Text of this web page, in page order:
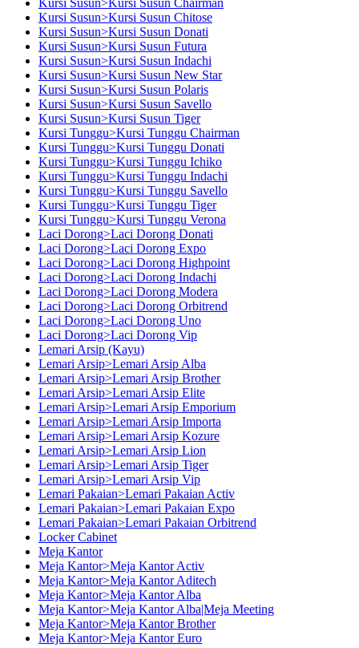
Kursi Susun>Kursi Susun Chitose
Kursi Susun>Kursi Susun Donati
Kursi Susun>Kursi Susun Futura
Kursi Susun>Kursi Susun Indachi
Kursi Susun>Kursi Susun New Star
Kursi Susun>Kursi Susun Polaris
Kursi Susun>Kursi Susun Savello
Kursi Susun>Kursi Susun Tiger
Kursi Tunggu>Kursi Tunggu Chairman
Kursi Tunggu>Kursi Tunggu Donati
Kursi Tunggu>Kursi Tunggu Ichiko
Kursi Tunggu>Kursi Tunggu Indachi
Kursi Tunggu>Kursi Tunggu Savello
Kursi Tunggu>Kursi Tunggu Tiger
Kursi Tunggu>Kursi Tunggu Verona
Laci Dorong>Laci Dorong Donati
Laci Dorong>Laci Dorong Expo
Laci Dorong>Laci Dorong Highpoint
Laci Dorong>Laci Dorong Indachi
Laci Dorong>Laci Dorong Modera
Laci Dorong>Laci Dorong Orbitrend
Laci Dorong>Laci Dorong Uno
Laci Dorong>Laci Dorong Vip
Lemari Arsip (Kayu)
Lemari Arsip>Lemari Arsip Alba
Lemari Arsip>Lemari Arsip Brother
Lemari Arsip>Lemari Arsip Elite
Lemari Arsip>Lemari Arsip Emporium
Lemari Arsip>Lemari Arsip Importa
Lemari Arsip>Lemari Arsip Kozure
Lemari Arsip>Lemari Arsip Lion
Lemari Arsip>Lemari Arsip Tiger
Lemari Arsip>Lemari Arsip Vip
Lemari Pakaian>Lemari Pakaian Activ
Lemari Pakaian>Lemari Pakaian Expo
Lemari Pakaian>Lemari Pakaian Orbitrend
Locker Cabinet
Meja Kantor
Meja Kantor>Meja Kantor Activ
Meja Kantor>Meja Kantor Aditech
Meja Kantor>Meja Kantor Alba
Meja Kantor>Meja Kantor Alba|Meja Meeting
Meja Kantor>Meja Kantor Brother
Meja Kantor>Meja Kantor Euro